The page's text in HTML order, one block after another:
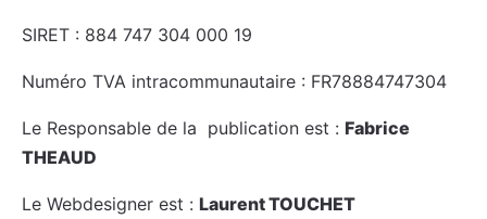
SIRET : 884 747 304 000 19
Numéro TVA intracommunautaire : FR78884747304
Le Responsable de la publication est : Fabrice
THEAUD
Le Webdesigner est : Laurent TOUCHET